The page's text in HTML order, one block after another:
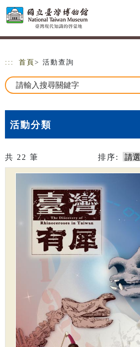
跳到主要內容
網站導覽
::: 首頁 > 活動查詢
活動分類
共 22 筆 排序: